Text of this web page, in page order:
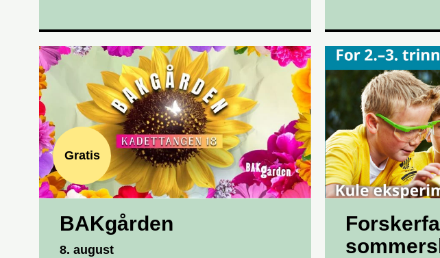
Gratis
BAKgården
8. august